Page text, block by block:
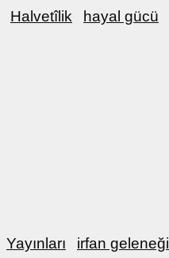
Halvetîlik hayal gücü
Yayınları irfan geleneği